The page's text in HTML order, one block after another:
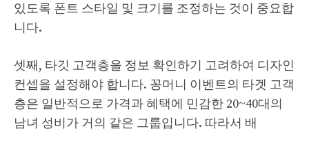
있도록 폰트 스타일 및 크기를 조정하는 것이 중요합
니다.
셋째, 타깃 고객층을 정보 확인하기 고려하여 디자인
컨셉을 설정해야 합니다. 꽁머니 이벤트의 타겟 고객
층은 일반적으로 가격과 혜택에 민감한 20~40대의
남녀 성비가 거의 같은 그룹입니다. 따라서 배